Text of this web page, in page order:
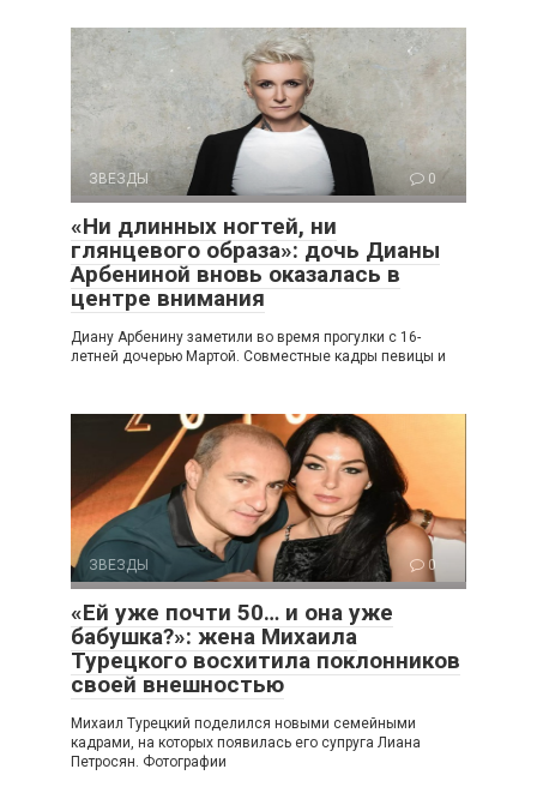
ЗВЕЗДЫ 0
«Ни длинных ногтей, ни
глянцевого образа»: дочь Дианы
Арбениной вновь оказалась в
центре внимания
Диану Арбенину заметили во время прогулки с 16-
летней дочерью Мартой. Совместные кадры певицы и
ЗВЕЗДЫ 0
«Ей уже почти 50… и она уже
бабушка?»: жена Михаила
Турецкого восхитила поклонников
своей внешностью
Михаил Турецкий поделился новыми семейными
кадрами, на которых появилась его супруга Лиана
Петросян. Фотографии